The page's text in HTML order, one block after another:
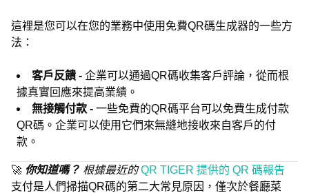
這裡是您可以在您的業務中使用免費QR碼生成器的一些方
法：
客戶反饋 - 企業可以通過QR碼收集客戶評論，從而根
據真實回應來提高業績。
無接觸付款 - 一些免費的QR碼平台可以免費生成付款
QR碼。企業可以使用它們來無縫地接收來自客戶的付
款。
🚀 你知道嗎？ 根據最近的QR TIGER 提供的 QR 碼報告
支付是人們掃描QR碼的第二大常見原因，僅次於餐廳菜